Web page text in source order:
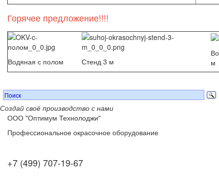
Горячее предложение!!!!
Водяная с полом Стенд 3 м
м
Создай своё производство с нами
ООО "Оптимум Технолоджи"
Профессиональное окрасочное оборудование
+7 (499) 707-19-67